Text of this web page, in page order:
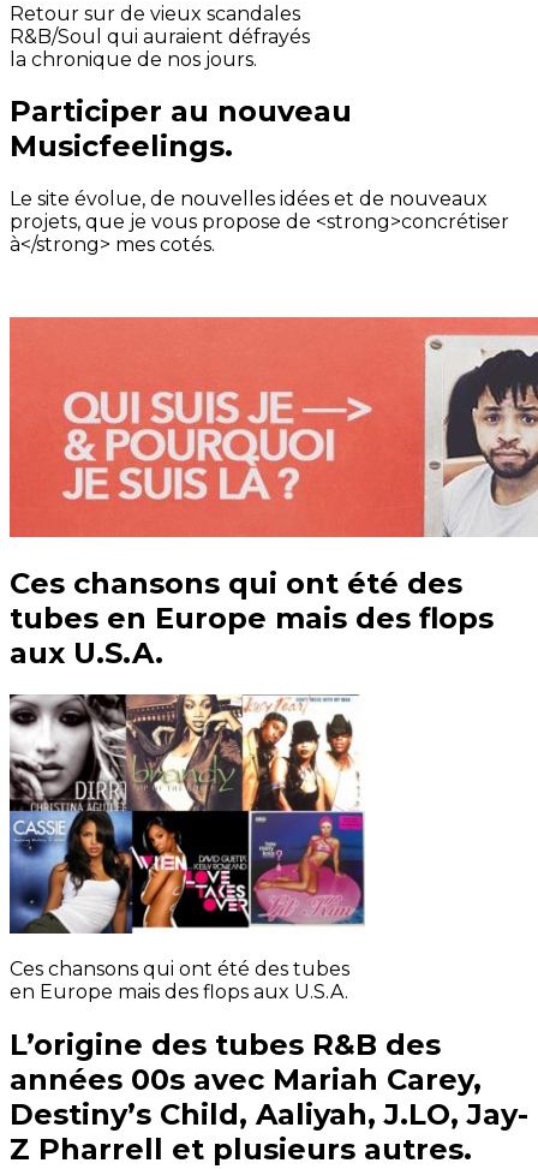
Retour sur de vieux scandales
R&B/Soul qui auraient défrayés
la chronique de nos jours.
Participer au nouveau
Musicfeelings.
Le site évolue, de nouvelles idées et de nouveaux
projets, que je vous propose de <strong>concrétiser
à</strong> mes cotés.
Ces chansons qui ont été des
tubes en Europe mais des flops
aux U.S.A.
Ces chansons qui ont été des tubes
en Europe mais des flops aux U.S.A.
L’origine des tubes R&B des
années 00s avec Mariah Carey,
Destiny’s Child, Aaliyah, J.LO, Jay-
Z Pharrell et plusieurs autres.